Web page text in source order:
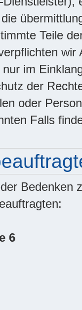
Teile
im
der
oder
Falls
Bedenken
6